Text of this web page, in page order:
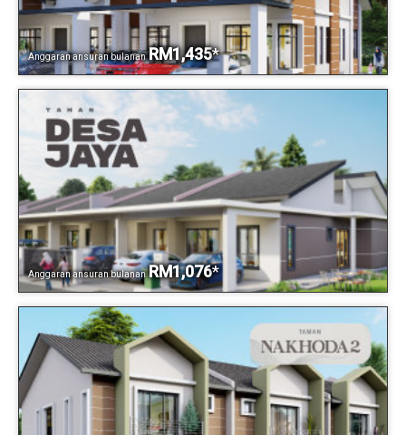
Anggaran ansuran bulanan RM1,435*
Anggaran ansuran bulanan RM1,076*